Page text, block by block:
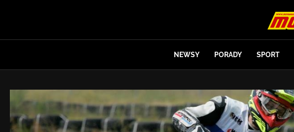
NEWSY PORADY SPORT